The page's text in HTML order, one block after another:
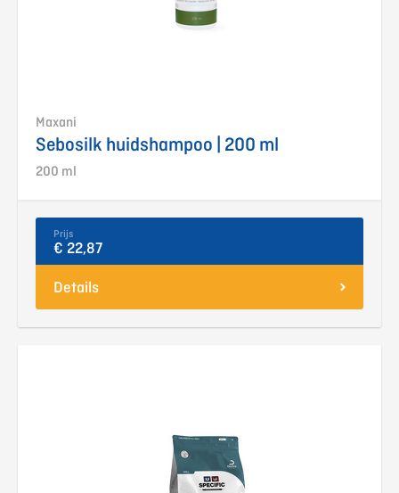
Maxani
Sebosilk huidshampoo | 200 ml
200 ml
Prijs
€ 22,87
Details